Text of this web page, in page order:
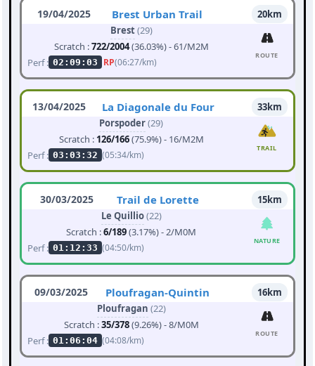
19/04/2025 Brest Urban Trail
20km
Brest(29)
Scratch :722/2004(36.03%) - 61/M2M
Perf : 02:09:03 RP(06:27/km)
ROUTE
13/04/2025 La Diagonale du Four
33km
Porspoder(29)
Scratch : 126/166(75.9%) - 16/M2M
Perf : 03:03:32 (05:34/km)
TRAIL
30/03/2025 Trail de Lorette
15km
Le Quillio(22)
Scratch :6/189(3.17%) - 2/M0M
Perf : 01:12:33 (04:50/km)
NATURE
09/03/2025 Ploufragan-Quintin
16km
Ploufragan (22)
Scratch :35/378(9.26%) - 8/M0M
Perf : 01:06:04 (04:08/km)
ROUTE